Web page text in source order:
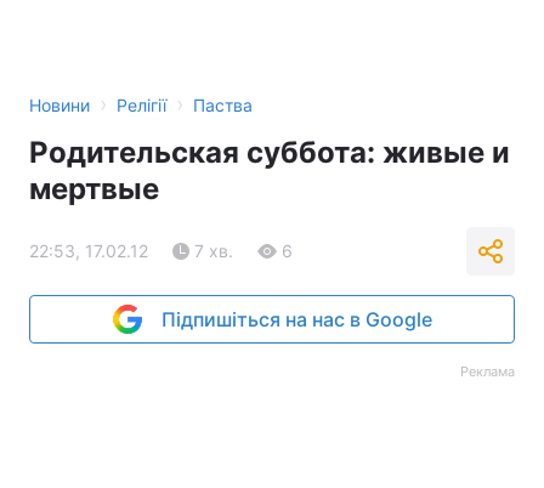
Новини › Релігії › Паства
Родительская суббота: живые и
мертвые
22:53, 17.02.12 7 хв. 6
Підпишіться на нас в Google
Реклама